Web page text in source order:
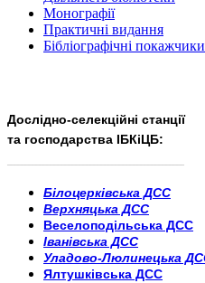
Монографії
Практичні видання
Бібліографічні покажчики
Дослідно-селекційні станції
та господарства ІБКіЦБ:
Білоцерківська ДСС
Верхняцька ДСС
Веселоподільська ДСС
Іванівська ДСС
Уладово-Люлинецька
Ялтушківська ДСС